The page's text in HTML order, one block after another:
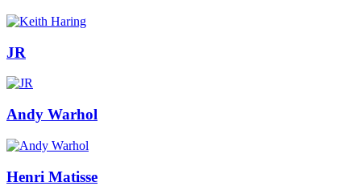
JR
Andy Warhol
Henri Matisse